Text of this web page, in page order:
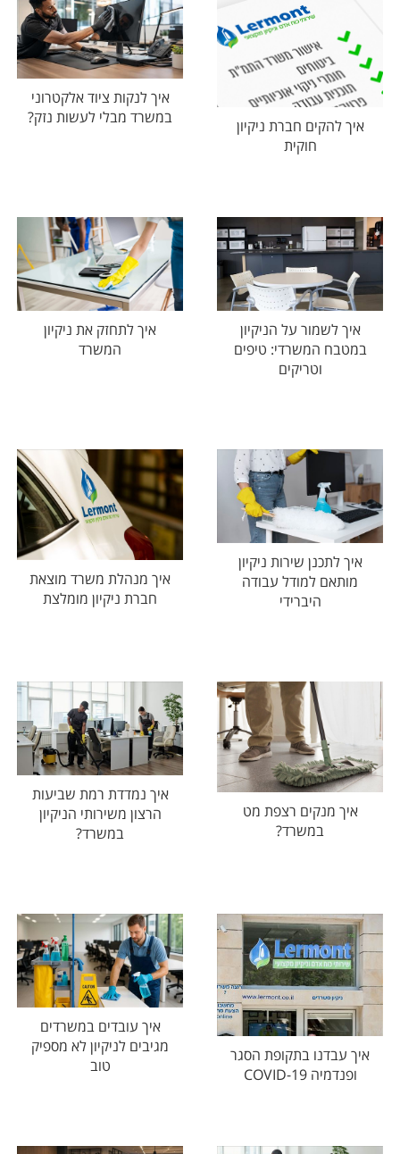
איך להקים חברת ניקיון
חוקית
איך לנקות ציוד אלקטרוני
במשרד מבלי לעשות נזק?
איך לשמור על הניקיון
במטבח המשרדי: טיפים
וטריקים
איך לתחזק את ניקיון
המשרד
איך לתכנן שירות ניקיון
מותאם למודל עבודה
היברידי
איך מנהלת משרד מוצאת
חברת ניקיון מומלצת
איך מנקים רצפת מט
במשרד?
איך נמדדת רמת שביעות
הרצון משירותי הניקיון
במשרד?
איך עבדנו בתקופת הסגר
ופנדמיה COVID-19
איך עובדים במשרדים
מגיבים לניקיון לא מספיק
טוב